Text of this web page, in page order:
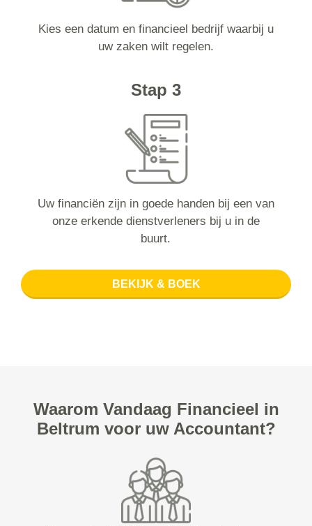
Kies een datum en financieel bedrijf waarbij u
uw zaken wilt regelen.
Stap 3
Uw financiën zijn in goede handen bij een van
onze erkende dienstverleners bij u in de
buurt.
BEKIJK & BOEK
Waarom Vandaag Financieel in
Beltrum voor uw Accountant?